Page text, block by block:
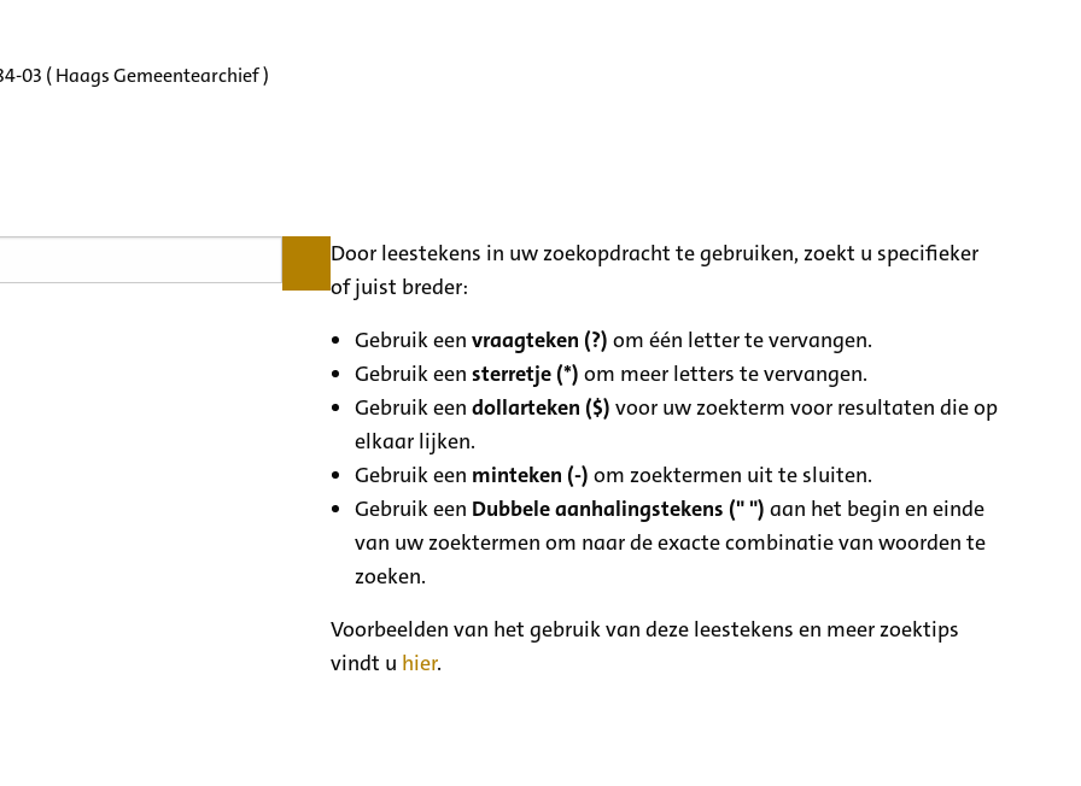
03 ( Haags Gemeentearchief )
Door leestekens in uw zoekopdracht te gebruiken, zoekt u specifieker
of juist breder:
Gebruik eenvraagteken (?) om één letter te vervangen.
Gebruik eensterretje (*) om meer letters te vervangen.
Gebruik eendollarteken ($) voor uw zoekterm voor resultaten die op
elkaar lijken.
Gebruik een minteken (-) om zoektermen uit te sluiten.
Gebruik een Dubbele aanhalingstekens (" ") aan het begin en einde
van uw zoektermen om naar de exacte combinatie van woorden te
zoeken.
Voorbeelden van het gebruik van deze leestekens en meer zoektips
vindt u hier.